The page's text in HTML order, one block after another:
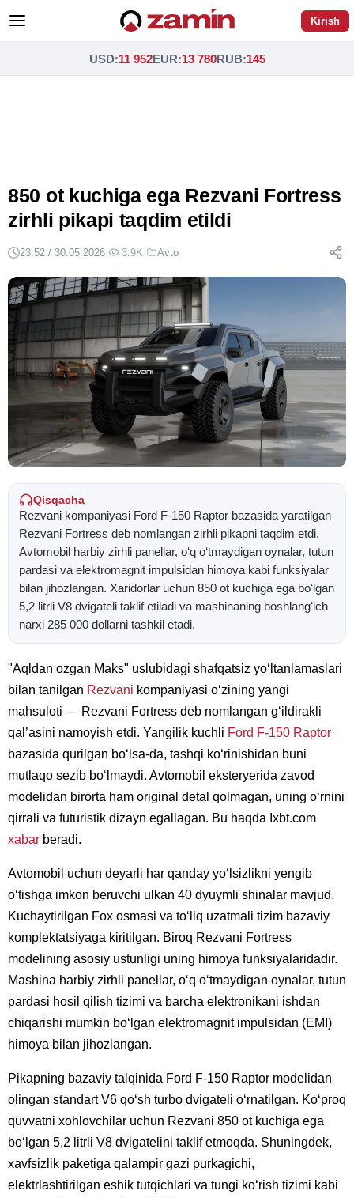
Kirish
USD:11 952EUR:13 780RUB:145
850 ot kuchiga ega Rezvani Fortress
zirhli pikapi taqdim etildi
23:52 / 30.05.2026· 3.9K· Avto
Qisqacha
Rezvani kompaniyasi Ford F-150 Raptor bazasida yaratilgan
Rezvani Fortress deb nomlangan zirhli pikapni taqdim etdi.
Avtomobil harbiy zirhli panellar, oʻq oʻtmaydigan oynalar, tutun
pardasi va elektromagnit impulsidan himoya kabi funksiyalar
bilan jihozlangan. Xaridorlar uchun 850 ot kuchiga ega boʻlgan
5,2 litrli V8 dvigateli taklif etiladi va mashinaning boshlangʻich
narxi 285 000 dollarni tashkil etadi.
"Aqldan ozgan Maks" uslubidagi shafqatsiz yoʻltanlamaslari
bilan tanilgan Rezvani kompaniyasi oʻzining yangi
mahsuloti — Rezvani Fortress deb nomlangan gʻildirakli
qal’asini namoyish etdi. Yangilik kuchli Ford F-150 Raptor
bazasida qurilgan boʻlsa-da, tashqi koʻrinishidan buni
mutlaqo sezib boʻlmaydi. Avtomobil eksteryerida zavod
modelidan birorta ham original detal qolmagan, uning oʻrnini
qirrali va futuristik dizayn egallagan. Bu haqda Ixbt.com
xabar beradi.
Avtomobil uchun deyarli har qanday yoʻlsizlikni yengib
oʻtishga imkon beruvchi ulkan 40 dyuymli shinalar mavjud.
Kuchaytirilgan Fox osmasi va toʻliq uzatmali tizim bazaviy
komplektatsiyaga kiritilgan. Biroq Rezvani Fortress
modelining asosiy ustunligi uning himoya funksiyalaridadir.
Mashina harbiy zirhli panellar, oʻq oʻtmaydigan oynalar, tutun
pardasi hosil qilish tizimi va barcha elektronikani ishdan
chiqarishi mumkin boʻlgan elektromagnit impulsidan (EMI)
himoya bilan jihozlangan.
Pikapning bazaviy talqinida Ford F-150 Raptor modelidan
olingan standart V6 qoʻsh turbo dvigateli oʻrnatilgan. Koʻproq
quvvatni xohlovchilar uchun Rezvani 850 ot kuchiga ega
boʻlgan 5,2 litrli V8 dvigatelini taklif etmoqda. Shuningdek,
xavfsizlik paketiga qalampir gazi purkagichi,
elektrlashtirilgan eshik tutqichlari va tungi koʻrish tizimi kabi